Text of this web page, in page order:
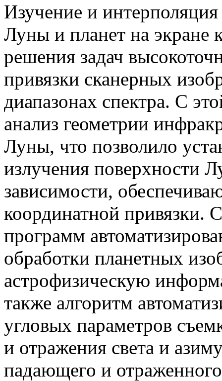
Изучение и
Луны и планет на экране
решения задач
привязки сканерных
диапазонах спектра. С
анализ геометрии
Луны, что позволило
излучения поверхности
зависимости,
координатной привязки.
программ
обработки планетных
астрофизическую
также алгоритм
угловых параметров
и отражения света и
падающего и